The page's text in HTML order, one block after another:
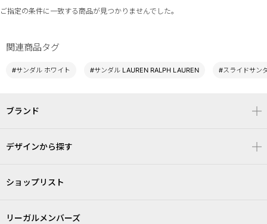
ご指定の条件に一致する商品が見つかりませんでした。
関連商品タグ
#サンダル ホワイト #サンダル LAUREN RALPH LAUREN #スライドサン
ブランド
デザインから探す
ショップリスト
リーガルメンバーズ